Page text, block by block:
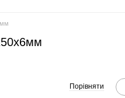
Порівняти